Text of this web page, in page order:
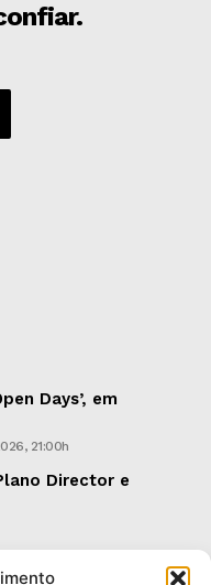
Days’, em
21:00h
Director e